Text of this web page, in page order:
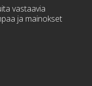
vastaavia
ja mainokset